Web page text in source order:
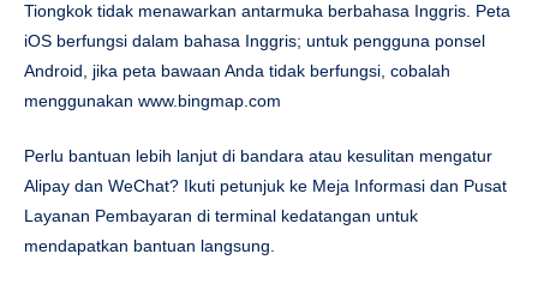
Tiongkok tidak menawarkan antarmuka berbahasa Inggris. Peta
iOS berfungsi dalam bahasa Inggris; untuk pengguna ponsel
Android, jika peta bawaan Anda tidak berfungsi, cobalah
menggunakan www.bingmap.com
Perlu bantuan lebih lanjut di bandara atau kesulitan mengatur
Alipay dan WeChat? Ikuti petunjuk ke Meja Informasi dan Pusat
Layanan Pembayaran di terminal kedatangan untuk
mendapatkan bantuan langsung.